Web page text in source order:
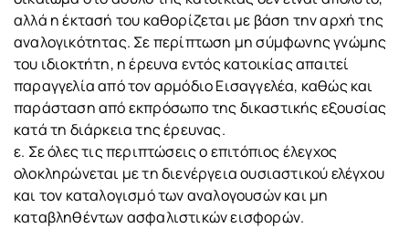
αλλά η έκτασή του καθορίζεται με βάση την αρχή της
αναλογικότητας. Σε περίπτωση μη σύμφωνης γνώμης
του ιδιοκτήτη, η έρευνα εντός κατοικίας απαιτεί
παραγγελία από τον αρμόδιο Εισαγγελέα, καθώς και
παράσταση από εκπρόσωπο της δικαστικής εξουσίας
κατά τη διάρκεια της έρευνας.
ε. Σε όλες τις περιπτώσεις ο επιτόπιος έλεγχος
ολοκληρώνεται με τη διενέργεια ουσιαστικού ελέγχου
και τον καταλογισμό των αναλογουσών και μη
καταβληθέντων ασφαλιστικών εισφορών.